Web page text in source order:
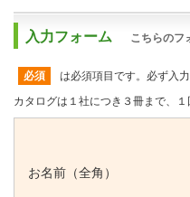
入力フォーム こちらのフ
必須
は必須項目です。必ず入力
カタログは１社につき３冊まで、
お名前（全角）